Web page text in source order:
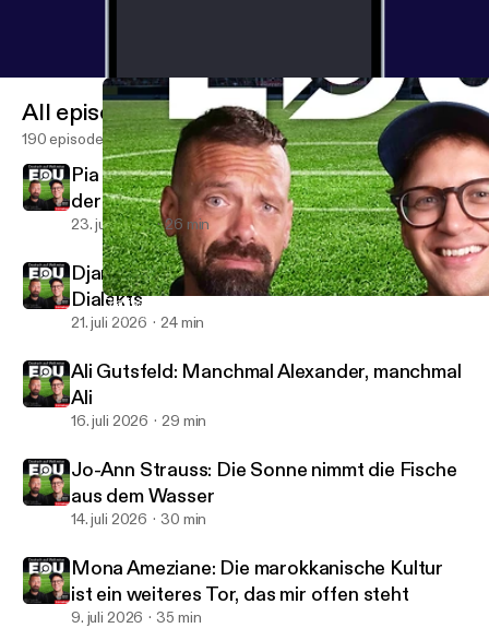
Clarissa Corrêa da Silva: „Oweias", Kulturschock und ob
EduCouch - Der Bildungspodcast
All episodes
190 episodes
Pia Kleber: Körpersprache ist ein großer Teil
der Sprache
23. juli 2026 26 min
Django Asül: Heimat ist eine Frage des
Dialekts
21. juli 2026 24 min
Ali Gutsfeld: Manchmal Alexander, manchmal
Ali
16. juli 2026 29 min
Jo-Ann Strauss: Die Sonne nimmt die Fische
aus dem Wasser
14. juli 2026 30 min
Mona Ameziane: Die marokkanische Kultur
ist ein weiteres Tor, das mir offen steht
9. juli 2026 35 min